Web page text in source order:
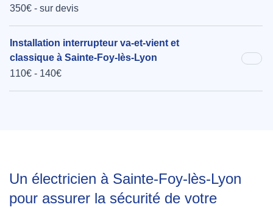
350€ - sur devis
Installation interrupteur va-et-vient et
classique à Sainte-Foy-lès-Lyon
110€ - 140€
Un électricien à Sainte-Foy-lès-Lyon
pour assurer la sécurité de votre